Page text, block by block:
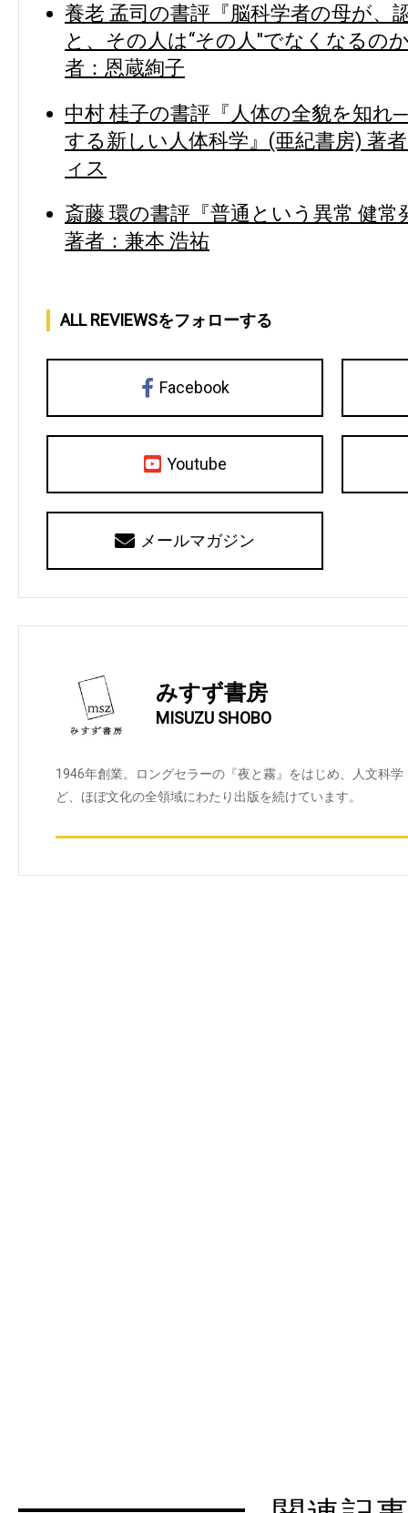
養老 孟司の書評『脳科学者の母が、
と、その人は“その人"でなくなるの
者：恩蔵絢子
中村 桂子の書評『人体の全貌を知
する新しい人体科学』(亜紀書房) 著
ィス
斎藤 環の書評『普通という異常 健
著者：兼本 浩祐
ALL REVIEWSをフォローする
Facebook
Youtube
メールマガジン
みすず書房
MISUZU SHOBO
1946年創業。ロングセラーの『夜と霧』をはじめ、人文科
ど、ほぼ文化の全領域にわたり出版を続けています。